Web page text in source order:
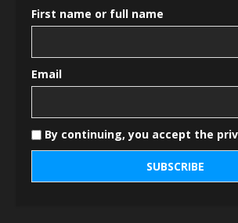
First name or full name
Email
By continuing, you accept the